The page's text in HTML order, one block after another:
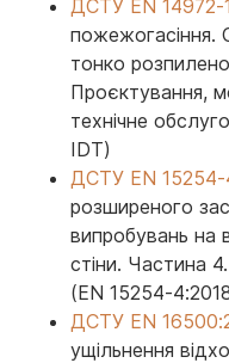
ДСТУ EN 14972-
пожежогасіння.
тонко
Проєктування,
технічне
IDT)
ДСТУ EN 15254-
розширеного
випробувань на
стіни. Частина
(EN 15254-
ДСТУ EN
ущільнення